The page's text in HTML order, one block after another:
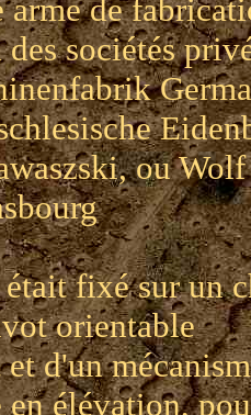
de
sociétés
ou
fixé sur un
orientable
d'un
élévation,